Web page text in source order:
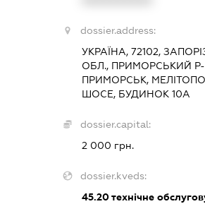
dossier.address:
УКРАЇНА, 72102,
ОБЛ., ПРИМОРСЬКИЙ Р-
ПРИМОРСЬК,
ШОСЕ, БУДИНОК 10А
dossier.capital:
2 000 грн.
dossier.kveds:
45.20технічне